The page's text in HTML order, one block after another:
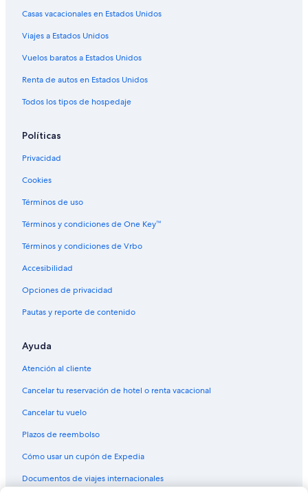
Hoteles con bar en Escocia
Hoteles con desayuno incluido en Escocia
Hoteles en la naturaleza en Escocia
Hoteles para bodas en Escocia
Hoteles de senderismo en Escocia
Casas de campo en Escocia
Casas de ciudad en Escocia
Casas de huéspedes en Escocia
Resorts en Escocia
Cruceros en Escocia
Casas vacacionales en Estados Unidos
Viajes a Estados Unidos
Vuelos baratos a Estados Unidos
Renta de autos en Estados Unidos
Todos los tipos de hospedaje
Políticas
Privacidad
Cookies
Términos de uso
Términos y condiciones de One Key™
Términos y condiciones de Vrbo
Accesibilidad
Opciones de privacidad
Pautas y reporte de contenido
Ayuda
Atención al cliente
Cancelar tu reservación de hotel o renta vacacional
Cancelar tu vuelo
Plazos de reembolso
Cómo usar un cupón de Expedia
Documentos de viajes internacionales